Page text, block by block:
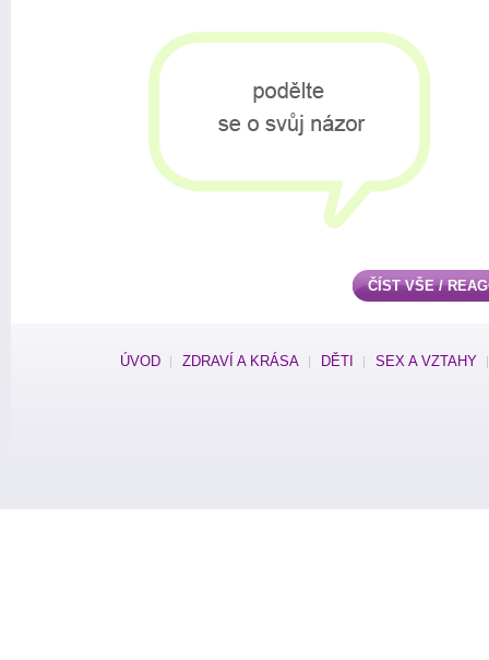
ČÍST VŠE /
ÚVOD ZDRAVÍ A KRÁSA DĚTI SEX A VZTAHY